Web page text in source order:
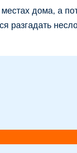
дома, а
разгадать